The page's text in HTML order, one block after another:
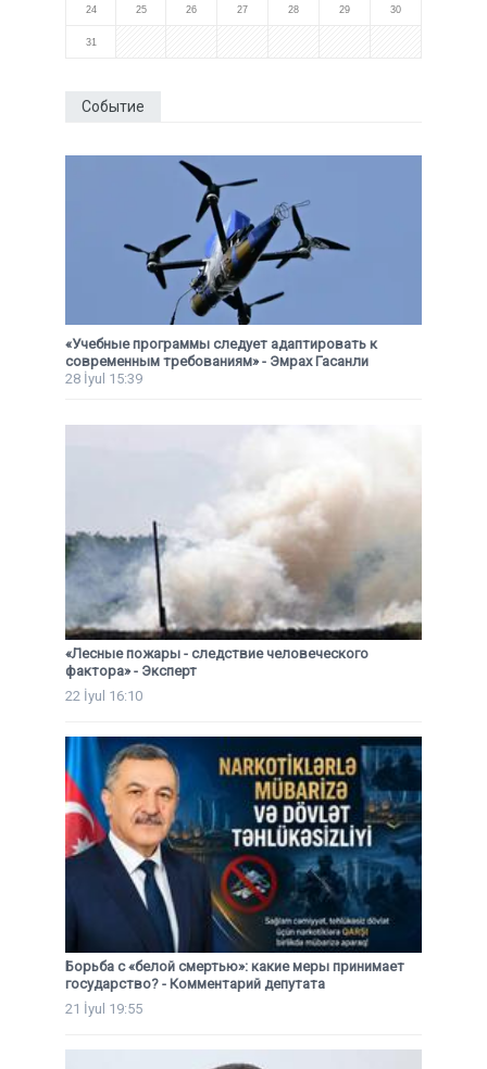
24 25 26 27 28 29 30
31
Событие
«Учебные программы следует адаптировать к
современным требованиям» - Эмрах Гасанли
28 İyul 15:39
«Лесные пожары - следствие человеческого
фактора» - Эксперт
22 İyul 16:10
Борьба с «белой смертью»: какие меры принимает
государство? - Комментарий депутата
21 İyul 19:55